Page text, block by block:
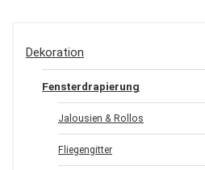
Dekoration
Fensterdrapierung
Jalousien & Rollos
Fliegengitter